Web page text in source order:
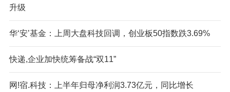
升级
华‘安’基金：上周大盘科技回调，创业板50指数跌3.69%
快递,企业加快统筹备战“双11”
网!宿.科技：上半年归母净利润3.73亿元，同比增长